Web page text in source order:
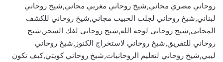
روحاني مصري مجاني,شيخ روحاني مغربي مجاني,شيخ روحاني
لبناني,شيخ روحاني لجلب الحبيب مجاني,شيخ روحاني للكشف
المجاني,شيخ روحاني لوجه الله,شيخ روحاني لفك السحر,شيخ
روحاني للتفريق,شيخ روحاني لاستخراج الكنوز,شيخ روحاني
ليبي,شيخ روحاني لتعليم الروحانيات,شيخ روحاني كويتي,كيف تكون